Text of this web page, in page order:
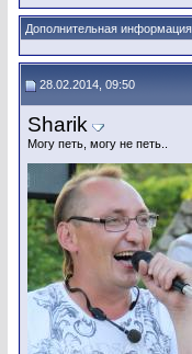
Дополнительная информация
28.02.2014, 09:50
Sharik
Могу петь, могу не петь..